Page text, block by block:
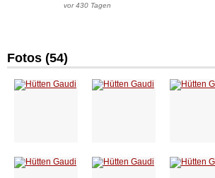
vor 430 Tagen
Fotos (54)